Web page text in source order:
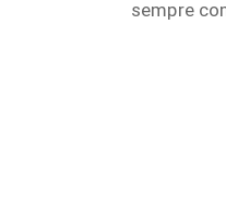
sempre